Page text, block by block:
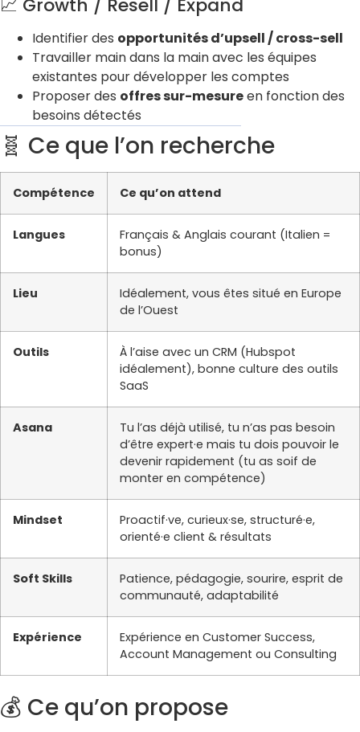
Identifier des opportunités d’upsell / cross-sell
Travailler main dans la main avec les équipes
existantes pour développer les comptes
Proposer des offres sur-mesureen fonction des
besoins détectés
🧬 Ce que l’on recherche
Compétence Ce qu’on attend
Langues
Français & Anglais courant (Italien =
bonus)
Lieu
Idéalement, vous êtes situé en Europe
de l’Ouest
Outils
À l’aise avec un CRM (Hubspot
idéalement), bonne culture des outils
SaaS
Asana
Tu l’as déjà utilisé, tu n’as pas besoin
d’être expert·e mais tu dois pouvoir le
devenir rapidement (tu as soif de
monter en compétence)
Mindset
Proactif·ve, curieux·se, structuré·e,
orienté·e client & résultats
Soft Skills
Patience, pédagogie, sourire, esprit de
communauté, adaptabilité
Expérience
Expérience en Customer Success,
Account Management ou Consulting
💰 Ce qu’on propose